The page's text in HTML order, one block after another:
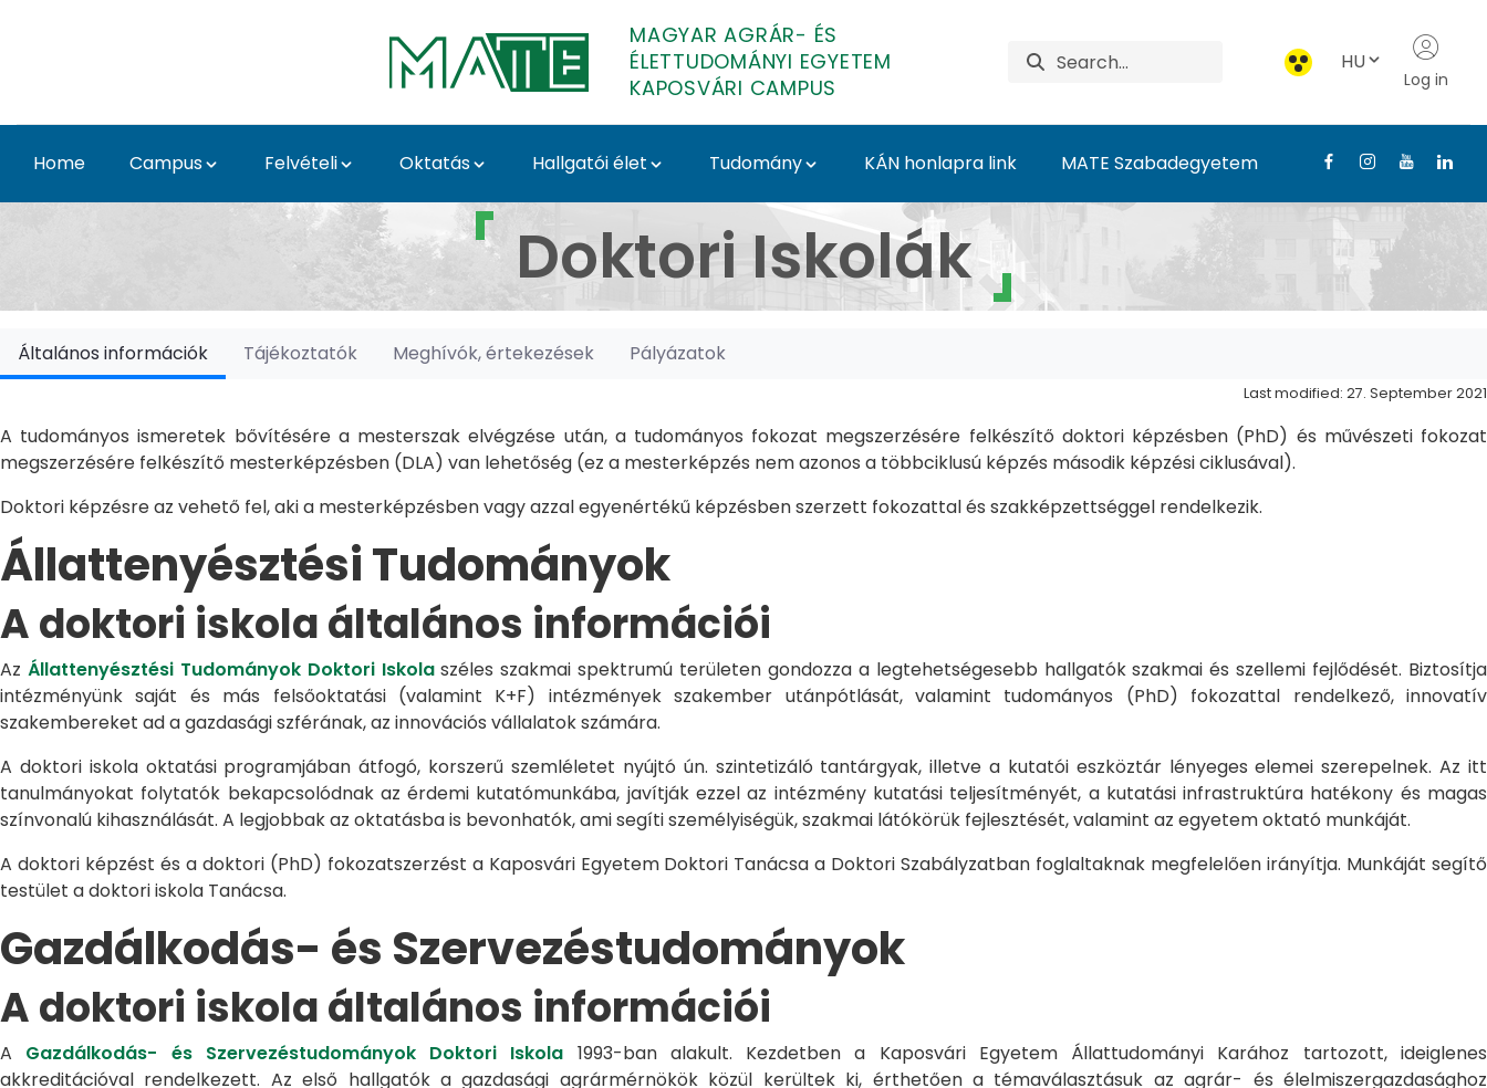
MAGYAR AGRÁR- ÉS
ÉLETTUDOMÁNYI EGYETEM
KAPOSVÁRI CAMPUS
HU
Log in
Home Campus Felvételi Oktatás Hallgatói élet Tudomány KÁN honlapra link MATE Szabadegyetem
Doktori Iskolák - Kaposvári Campus
Doktori Iskolák
Általános információk Tájékoztatók Meghívók, értekezések Pályázatok
Last modified: 27. September 2021
A tudományos ismeretek bővítésére a mesterszak elvégzése után, a tudományos fokozat megszerzésére felkészítő doktori képzésben (PhD) és művészeti fokozat
megszerzésére felkészítő mesterképzésben (DLA) van lehetőség (ez a mesterképzés nem azonos a többciklusú képzés második képzési ciklusával).
Doktori képzésre az vehető fel, aki a mesterképzésben vagy azzal egyenértékű képzésben szerzett fokozattal és szakképzettséggel rendelkezik.
Állattenyésztési Tudományok
A doktori iskola általános információi
Az Állattenyésztési Tudományok Doktori Iskolaszéles szakmai spektrumú területen gondozza a legtehetségesebb hallgatók szakmai és szellemi fejlődését. Biztosítja
intézményünk saját és más felsőoktatási (valamint K+F) intézmények szakember utánpótlását, valamint tudományos (PhD) fokozattal rendelkező, innovatív
szakembereket ad a gazdasági szférának, az innovációs vállalatok számára.
A doktori iskola oktatási programjában átfogó, korszerű szemléletet nyújtó ún. szintetizáló tantárgyak, illetve a kutatói eszköztár lényeges elemei szerepelnek. Az itt
tanulmányokat folytatók bekapcsolódnak az érdemi kutatómunkába, javítják ezzel az intézmény kutatási teljesítményét, a kutatási infrastruktúra hatékony és magas
színvonalú kihasználását. A legjobbak az oktatásba is bevonhatók, ami segíti személyiségük, szakmai látókörük fejlesztését, valamint az egyetem oktató munkáját.
A doktori képzést és a doktori (PhD) fokozatszerzést a Kaposvári Egyetem Doktori Tanácsa a Doktori Szabályzatban foglaltaknak megfelelően irányítja. Munkáját segítő
testület a doktori iskola Tanácsa.
Gazdálkodás- és Szervezéstudományok
A doktori iskola általános információi
A Gazdálkodás- és Szervezéstudományok Doktori Iskola 1993-ban alakult. Kezdetben a Kaposvári Egyetem Állattudományi Karához tartozott, ideiglenes
akkreditációval rendelkezett. Az első hallgatók a gazdasági agrármérnökök közül kerültek ki, érthetően a témaválasztásuk az agrár- és élelmiszergazdasághoz